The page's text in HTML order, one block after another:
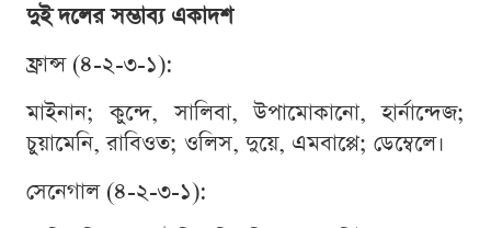
দুই দলের সম্ভাব্য একাদশ
ফ্রান্স (৪-২-৩-১):
মাইনান; কুন্দে, সালিবা, উপামোকানো, হার্নান্দেজ;
চুয়ামেনি, রাবিওত; ওলিস, দুয়ে, এমবাপ্পে; ডেম্বেলে।
সেনেগাল (৪-২-৩-১):